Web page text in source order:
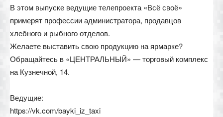
В этом выпуске ведущие телепроекта «Всё своё»
примерят профессии администратора, продавцов
хлебного и рыбного отделов.
Желаете выставить свою продукцию на ярмарке?
Обращайтесь в «ЦЕНТРАЛЬНЫЙ» — торговый комплекс
на Кузнечной, 14.
Ведущие:
https://vk.com/bayki_iz_taxi